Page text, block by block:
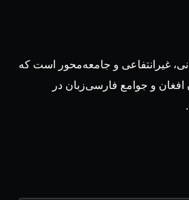
غیرانتفاعی و جامعه‌محور است که
و جوامع فارسی‌زبان در